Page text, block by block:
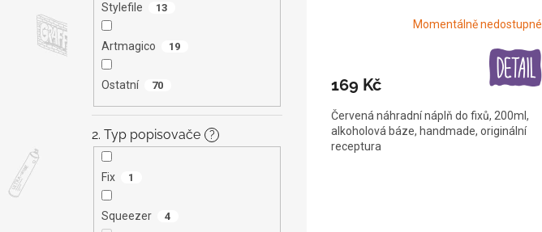
Stylefile 13
Artmagico 19
Ostatní 70
2. Typ popisovače ?
Fix 1
Squeezer 4
Momentálně nedostupné
169 Kč
Červená náhradní náplň do fixů, 200ml,
alkoholová báze, handmade, originální
receptura